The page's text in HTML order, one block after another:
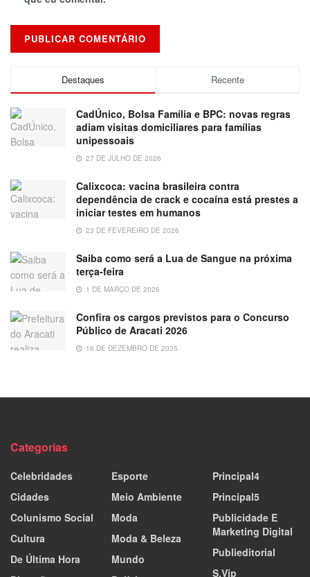
Destaques Recente
CadÚnico, Bolsa Família e BPC: novas regras
adiam visitas domiciliares para famílias
unipessoais
27 DE JULHO DE 2026
Calixcoca: vacina brasileira contra
dependência de crack e cocaína está prestes a
iniciar testes em humanos
23 DE FEVEREIRO DE 2026
Saiba como será a Lua de Sangue na próxima
terça-feira
1 DE MARÇO DE 2026
Confira os cargos previstos para o Concurso
Público de Aracati 2026
16 DE DEZEMBRO DE 2025
Categorias
Celebridades
Cidades
Colunismo Social
Cultura
De Última Hora
Esporte
Meio Ambiente
Moda
Moda & Beleza
Mundo
Principal4
Principal5
Publicidade E
Marketing Digital
Publieditorial
S.Vip